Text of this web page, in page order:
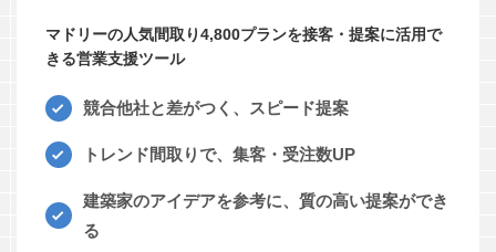
マドリーの人気間取り4,800プランを接客・提案に活用で
きる営業支援ツール
競合他社と差がつく、スピード提案
トレンド間取りで、集客・受注数UP
建築家のアイデアを参考に、質の高い提案ができ
る